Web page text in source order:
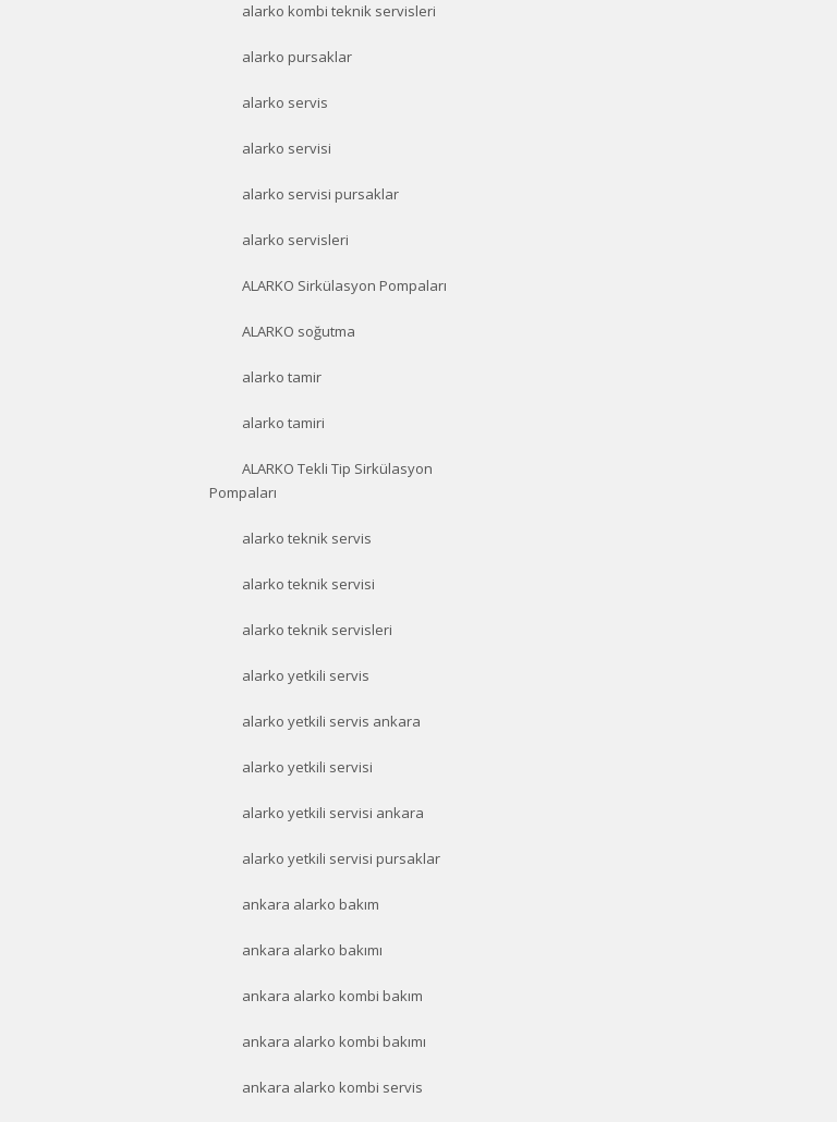
alarko kombi teknik servisleri
alarko pursaklar
alarko servis
alarko servisi
alarko servisi pursaklar
alarko servisleri
ALARKO Sirkülasyon Pompaları
ALARKO soğutma
alarko tamir
alarko tamiri
ALARKO Tekli Tip Sirkülasyon
Pompaları
alarko teknik servis
alarko teknik servisi
alarko teknik servisleri
alarko yetkili servis
alarko yetkili servis ankara
alarko yetkili servisi
alarko yetkili servisi ankara
alarko yetkili servisi pursaklar
ankara alarko bakım
ankara alarko bakımı
ankara alarko kombi bakım
ankara alarko kombi bakımı
ankara alarko kombi servis